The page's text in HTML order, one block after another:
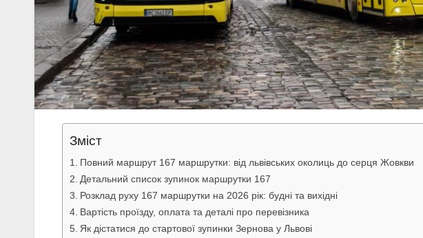
Зміст
Повний маршрут 167 маршрутки: від львівських околиць до серця Жовкви
Детальний список зупинок маршрутки 167
Розклад руху 167 маршрутки на 2026 рік: будні та вихідні
Вартість проїзду, оплата та деталі про перевізника
Як дістатися до стартової зупинки Зернова у Львові